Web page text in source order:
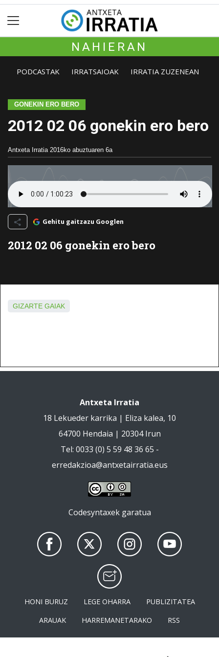
NAHIERAN
PODCASTAK IRRATSAIOAK IRRATIA ZUZENEAN
GONEKIN ERO BERO
2012 02 06 gonekin ero bero
Antxeta Irratia 2016ko abuztuaren 6a
Gehitu gaitzazu Googlen
2012 02 06 gonekin ero bero
GIZARTE GAIAK
Antxeta Irratia
18 Lekueder karrika | Eliza kalea, 10
64700 Hendaia | 20304 Irun
Tel: 0033 (0) 5 59 48 36 65 -
erredakzioa@antxetairratia.eus
Codesyntaxek garatua
HONI BURUZ LEGE OHARRA
PUBLIZITATEA
ARAUAK
HARREMANETARAKO RSS